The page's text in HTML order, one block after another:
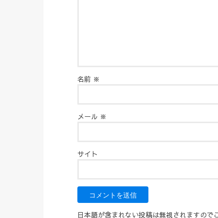
名前 ※
メール ※
サイト
日本語が含まれない投稿は無視されますので